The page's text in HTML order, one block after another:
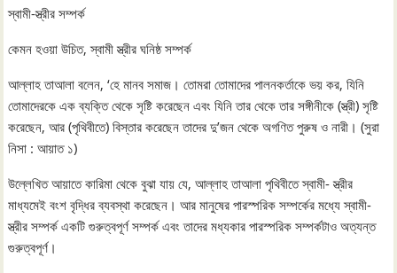
স্বামী-স্ত্রীর সম্পর্ক
কেমন হওয়া উচিত, স্বামী স্ত্রীর ঘনিষ্ঠ সম্পর্ক
আল্লাহ তাআলা বলেন, ‘হে মানব সমাজ। তোমরা তোমাদের পালনকর্তাকে ভয় কর, যিনি
তোমাদেরকে এক ব্যক্তি থেকে সৃষ্টি করেছেন এবং যিনি তার থেকে তার সঙ্গীনীকে (স্ত্রী) সৃষ্টি
করেছেন, আর (পৃথিবীতে) বিস্তার করেছেন তাদের দু’জন থেকে অগণিত পুরুষ ও নারী। (সুরা
নিসা : আয়াত ১)
উল্লেখিত আয়াতে কারিমা থেকে বুঝা যায় যে, আল্লাহ তাআলা পৃথিবীতে স্বামী- স্ত্রীর
মাধ্যমেই বংশ বৃদ্ধির ব্যবস্থা করেছেন। আর মানুষের পারস্পরিক সম্পর্কের মধ্যে স্বামী-
স্ত্রীর সম্পর্ক একটি গুরুত্বপূর্ণ সম্পর্ক এবং তাদের মধ্যকার পারস্পরিক সম্পর্কটাও অত্যন্ত
গুরুত্বপূর্ণ।